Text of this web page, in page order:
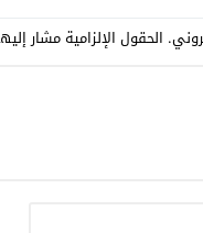
الحقول الإلزامية مشار